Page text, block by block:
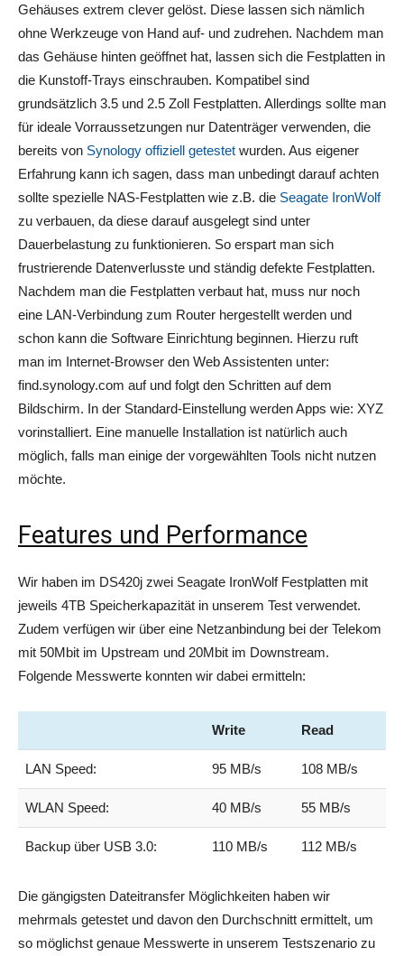
Gehäuses extrem clever gelöst. Diese lassen sich nämlich
ohne Werkzeuge von Hand auf- und zudrehen. Nachdem man
das Gehäuse hinten geöffnet hat, lassen sich die Festplatten in
die Kunstoff-Trays einschrauben. Kompatibel sind
grundsätzlich 3.5 und 2.5 Zoll Festplatten. Allerdings sollte man
für ideale Vorraussetzungen nur Datenträger verwenden, die
bereits von Synology offiziell getestet wurden. Aus eigener
Erfahrung kann ich sagen, dass man unbedingt darauf achten
sollte spezielle NAS-Festplatten wie z.B. die Seagate IronWolf
zu verbauen, da diese darauf ausgelegt sind unter
Dauerbelastung zu funktionieren. So erspart man sich
frustrierende Datenverlusste und ständig defekte Festplatten.
Nachdem man die Festplatten verbaut hat, muss nur noch
eine LAN-Verbindung zum Router hergestellt werden und
schon kann die Software Einrichtung beginnen. Hierzu ruft
man im Internet-Browser den Web Assistenten unter:
find.synology.com auf und folgt den Schritten auf dem
Bildschirm. In der Standard-Einstellung werden Apps wie: XYZ
vorinstalliert. Eine manuelle Installation ist natürlich auch
möglich, falls man einige der vorgewählten Tools nicht nutzen
möchte.
Features und Performance
Wir haben im DS420j zwei Seagate IronWolf Festplatten mit
jeweils 4TB Speicherkapazität in unserem Test verwendet.
Zudem verfügen wir über eine Netzanbindung bei der Telekom
mit 50Mbit im Upstream und 20Mbit im Downstream.
Folgende Messwerte konnten wir dabei ermitteln:
Write Read
LAN Speed: 95 MB/s 108 MB/s
WLAN Speed: 40 MB/s 55 MB/s
Backup über USB 3.0: 110 MB/s 112 MB/s
Die gängigsten Dateitransfer Möglichkeiten haben wir
mehrmals getestet und davon den Durchschnitt ermittelt, um
so möglichst genaue Messwerte in unserem Testszenario zu